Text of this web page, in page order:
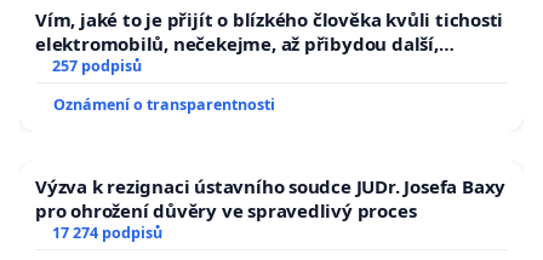
Vím, jaké to je přijít o blízkého člověka kvůli tichosti
elektromobilů, nečekejme, až přibydou další,
zaveďme slyšitelná auta!
257 podpisů
Oznámení o transparentnosti
Výzva k rezignaci ústavního soudce JUDr. Josefa Baxy
pro ohrožení důvěry ve spravedlivý proces
17 274 podpisů